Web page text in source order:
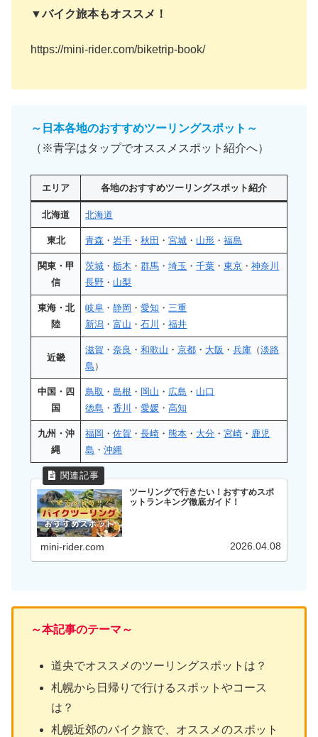
▼バイク旅本もオススメ！
https://mini-rider.com/biketrip-book/
～日本各地のおすすめツーリングスポット～
（※青字はタップでオススメスポット紹介へ）
エリア 各地のおすすめツーリングスポット紹介
北海道 北海道
東北 青森 ・岩手 ・秋田 ・宮城 ・ 山形 ・福島
関東・甲
信
茨城 ・栃木 ・群馬 ・埼玉 ・千葉 ・東京 ・神奈川
長野 ・ 山梨
東海・北
陸
岐阜 ・静岡 ・愛知 ・ 三重
新潟 ・富山 ・石川 ・福井
近畿
滋賀 ・奈良 ・和歌山 ・京都 ・ 大阪 ・兵庫 （淡路
島 ）
中国・四
国
鳥取 ・島根 ・ 岡山 ・ 広島 ・ 山口
徳島 ・香川 ・愛媛 ・高知
九州・沖
縄
福岡 ・佐賀 ・長崎 ・熊本 ・ 大分 ・宮崎 ・ 鹿児
島 ・沖縄
ツーリングで行きたい！おすすめスポ
ットランキング徹底ガイド！
mini-rider.com 2026.04.08
～本記事のテーマ～
道央でオススメのツーリングスポットは？
札幌から日帰りで行けるスポットやコース
は？
札幌近郊のバイク旅で、オススメのスポット